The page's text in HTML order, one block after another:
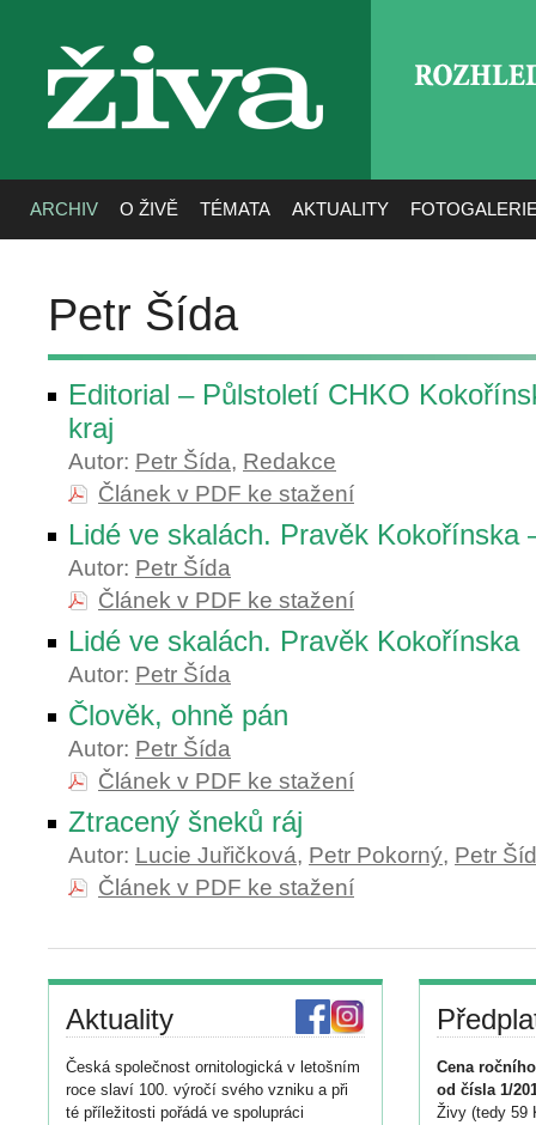
živa
ARCHIV O ŽIVĚ TÉMATA AKTUALITY
Petr Šída
Editorial – Půlstoletí CHKO
kraj
Autor: Petr Šída, Redakce
Článek v PDF ke stažení
Lidé ve skalách. Pravěk Kokořínska
Autor: Petr Šída
Článek v PDF ke stažení
Lidé ve skalách. Pravěk Kokořínska
Autor: Petr Šída
Člověk, ohně pán
Autor: Petr Šída
Článek v PDF ke stažení
Ztracený šneků ráj
Autor: Lucie Juřičková, Petr Pokorný, Petr
Článek v PDF ke stažení
Aktuality
Česká společnost ornitologická v letošním
roce slaví 100. výročí svého vzniku a při
té příležitosti pořádá ve spolupráci
Cena
od čísla 1/
Živy (tedy 59